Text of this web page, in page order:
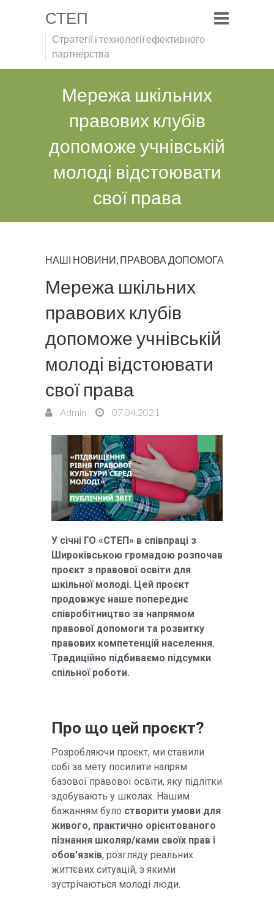
СТЕП
Стратегії і технології ефективного
партнерства
Мережа шкільних
правових клубів
допоможе учнівській
молоді відстоювати
свої права
НАШІ НОВИНИ, ПРАВОВА ДОПОМОГА
Мережа шкільних
правових клубів
допоможе учнівській
молоді відстоювати
свої права
Admin 07.04.2021
У січні ГО «СТЕП» в співпраці з
Широківською громадою розпочав
проєкт з правової освіти для
шкільної молоді. Цей проєкт
продовжує наше попереднє
співробітництво за напрямом
правової допомоги та розвитку
правових компетенцій населення.
Традиційно підбиваємо підсумки
спільної роботи.
Про що цей проєкт?
Розробляючи проєкт, ми ставили
собі за мету посилити напрям
базової правової освіти, яку підлітки
здобувають у школах. Нашим
бажанням було створити умови для
живого, практично орієнтованого
пізнання школяр/ками своїх прав і
обов’язків, розгляду реальних
життєвих ситуацій, з якими
зустрічаються молоді люди.